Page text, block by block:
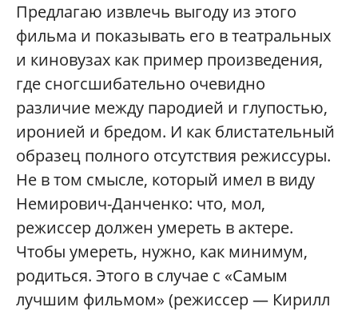
Предлагаю извлечь выгоду из этого
фильма и показывать его в театральных
и киновузах как пример произведения,
где сногсшибательно очевидно
различие между пародией и глупостью,
иронией и бредом. И как блистательный
образец полного отсутствия режиссуры.
Не в том смысле, который имел в виду
Немирович-Данченко: что, мол,
режиссер должен умереть в актере.
Чтобы умереть, нужно, как минимум,
родиться. Этого в случае с «Самым
лучшим фильмом» (режиссер — Кирилл